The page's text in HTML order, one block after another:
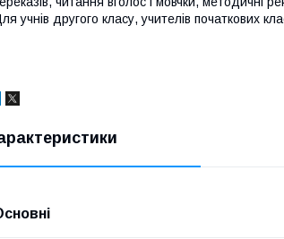
учнів другого класу, учителів початкових